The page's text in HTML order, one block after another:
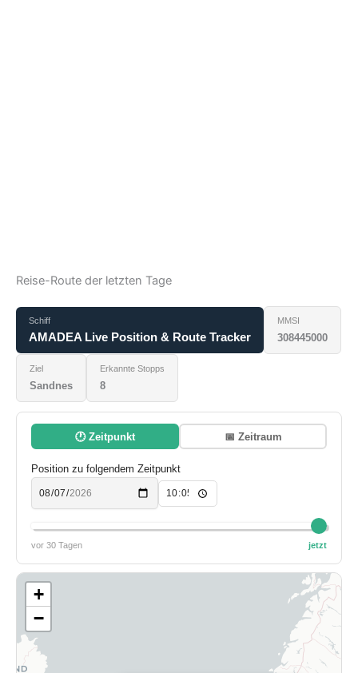
Reise-Route der letzten Tage
Schiff
AMADEA Live Position & Route Tracker
MMSI
308445000
Ziel
Sandnes
Erkannte Stopps
8
🕐 Zeitpunkt 📅 Zeitraum
Position zu folgendem Zeitpunkt
vor 30 Tagen jetzt
+
−